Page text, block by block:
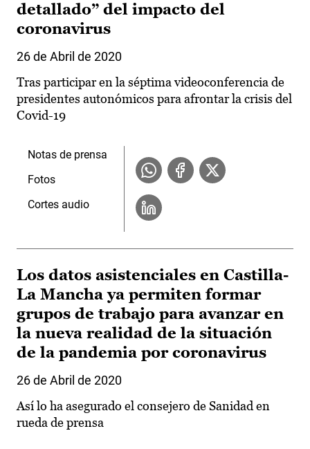
detallado” del impacto del
coronavirus
26 de Abril de 2020
Tras participar en la séptima videoconferencia de
presidentes autonómicos para afrontar la crisis del
Covid-19
Notas de prensa
Fotos
Cortes audio
Los datos asistenciales en Castilla-
La Mancha ya permiten formar
grupos de trabajo para avanzar en
la nueva realidad de la situación
de la pandemia por coronavirus
26 de Abril de 2020
Así lo ha asegurado el consejero de Sanidad en
rueda de prensa